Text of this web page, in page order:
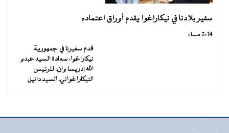
سفير بلادنا في نيكاراغوا يقدم أوراق اعتماده
2:14 مساءً
قدم سفيرنا في جمهورية
نيكاراغوا، سعادة السيد عبدو
الله إدريسا وان، للرئيس
النيكاراغواني، السيد دانيل